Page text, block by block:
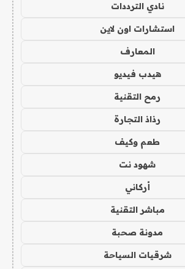
نادي الترددات
استشارات اون لاين
المعارف
هيدب فيديو
رمح التقنية
رذاذ التجارة
طعم وكيف
شهود نت
أركاني
مباشر التقنية
مدونة صحبة
شرقيات السياحة